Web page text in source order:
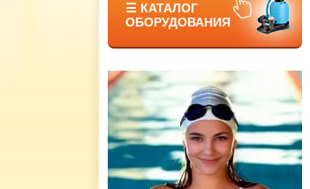
☰ КАТАЛОГ
ОБОРУДОВАНИЯ